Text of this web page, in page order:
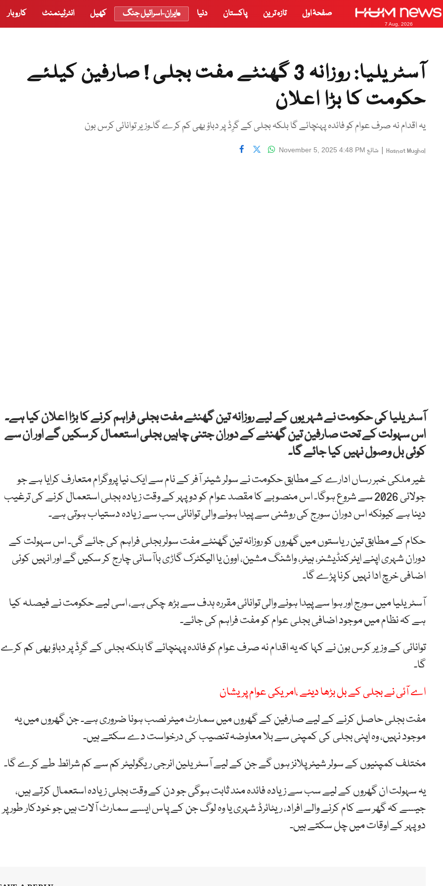
7 Aug, 2026
صفحۂ اول تازہ ترین پاکستان دنیا ایران-اسرائیل جنگ کھیل انٹرٹینمنٹ کاروبار
آسٹریلیا: روزانہ 3 گھنٹے مفت بجلی ! صارفین کیلئے
حکومت کا بڑا اعلان
یہ اقدام نہ صرف عوام کو فائدہ پہنچائے گا بلکہ بجلی کے گرِڈ پر دباؤ بھی کم کرے گا۔وزیر توانائی کرس بون
Hasnat Mughal
| شائع November 5, 2025 4:48 PM
آسٹریلیا کی حکومت نے شہریوں کے لیے روزانہ تین گھنٹے مفت بجلی فراہم کرنے کا بڑا اعلان کیا ہے۔
اس سہولت کے تحت صارفین تین گھنٹے کے دوران جتنی چاہیں بجلی استعمال کر سکیں گے اور ان سے
کوئی بل وصول نہیں کیا جائے گا۔
غیر ملکی خبر رساں ادارے کے مطابق حکومت نے سولر شیئر آفر کے نام سے ایک نیا پروگرام متعارف کرایا ہے جو
جولائی 2026 سے شروع ہوگا۔ اس منصوبے کا مقصد عوام کو دوپہر کے وقت زیادہ بجلی استعمال کرنے کی ترغیب
دینا ہے کیونکہ اس دوران سورج کی روشنی سے پیدا ہونے والی توانائی سب سے زیادہ دستیاب ہوتی ہے۔
حکام کے مطابق تین ریاستوں میں گھروں کو روزانہ تین گھنٹے مفت سولر بجلی فراہم کی جائے گی۔ اس سہولت کے
دوران شہری اپنے ایئرکنڈیشنر، ہیٹر، واشنگ مشین، اوون یا الیکٹرک گاڑی باآسانی چارج کر سکیں گے اور انہیں کوئی
اضافی خرچ ادا نہیں کرنا پڑے گا۔
آسٹریلیا میں سورج اور ہوا سے پیدا ہونے والی توانائی مقررہ ہدف سے بڑھ چکی ہے، اسی لیے حکومت نے فیصلہ کیا
ہے کہ نظام میں موجود اضافی بجلی عوام کو مفت فراہم کی جائے۔
توانائی کے وزیر کرس بون نے کہا کہ یہ اقدام نہ صرف عوام کو فائدہ پہنچائے گا بلکہ بجلی کے گرِڈ پر دباؤ بھی کم کرے
گا۔
اے آئی نے بجلی کے بل بڑھا دیئے ،امریکی عوام پریشان
مفت بجلی حاصل کرنے کے لیے صارفین کے گھروں میں سمارٹ میٹر نصب ہونا ضروری ہے۔ جن گھروں میں یہ
موجود نہیں، وہ اپنی بجلی کی کمپنی سے بلا معاوضہ تنصیب کی درخواست دے سکتے ہیں۔
مختلف کمپنیوں کے سولر شیئر پلانز ہوں گے جن کے لیے آسٹریلین انرجی ریگولیٹر کم سے کم شرائط طے کرے گا۔
یہ سہولت ان گھروں کے لیے سب سے زیادہ فائدہ مند ثابت ہوگی جو دن کے وقت بجلی زیادہ استعمال کرتے ہیں،
جیسے کہ گھر سے کام کرنے والے افراد، ریٹائرڈ شہری یا وہ لوگ جن کے پاس ایسے سمارٹ آلات ہیں جو خودکار طور پر
دوپہر کے اوقات میں چل سکتے ہیں۔